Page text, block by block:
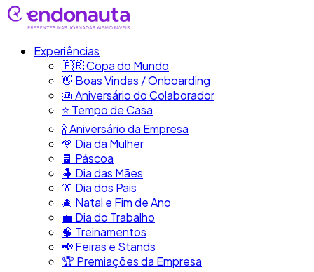
Experiências
🇧🇷​ Copa do Mundo
👋​ Boas Vindas / Onboarding
🎂​ Aniversário do Colaborador
⭐​ Tempo de Casa
​🍾​ Aniversário da Empresa
🌹 Dia da Mulher
🍫​ Páscoa
🤱 Dia das Mães
👔​ Dia dos Pais
🎄 Natal e Fim de Ano
💼​ Dia do Trabalho
🧠​ Treinamentos
📢​ Feiras e Stands
🏆 Premiações da Empresa